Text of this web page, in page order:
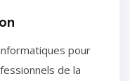
pour
de la